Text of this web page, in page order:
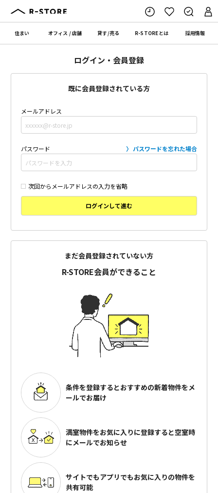
住まい オフィス /店舗 貸す/売る R-STOREとは 採用情報
ログイン・会員登録
既に会員登録されている方
メールアドレス
パスワード パスワードを忘れた場合
次回からメールアドレスの入力を省略
ログインして進む
まだ会員登録されていない方
R-STORE会員ができること
条件を登録するとおすすめの新着物件をメ
ールでお届け
満室物件をお気に入りに登録すると空室時
にメールでお知らせ
サイトでもアプリでもお気に入りの物件を
共有可能